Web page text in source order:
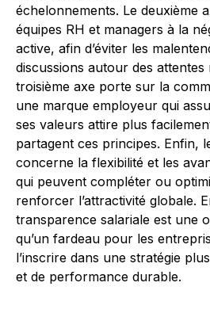
échelonnements. Le deuxième
équipes RH et managers à la
active, afin d’éviter les
discussions autour des attentes
troisième axe porte sur la
une marque employeur qui
ses valeurs attire plus
partagent ces principes. Enfin,
concerne la flexibilité et les
qui peuvent compléter ou
renforcer l’attractivité globale.
transparence salariale est une
qu’un fardeau pour les
l’inscrire dans une stratégie
et de performance durable.